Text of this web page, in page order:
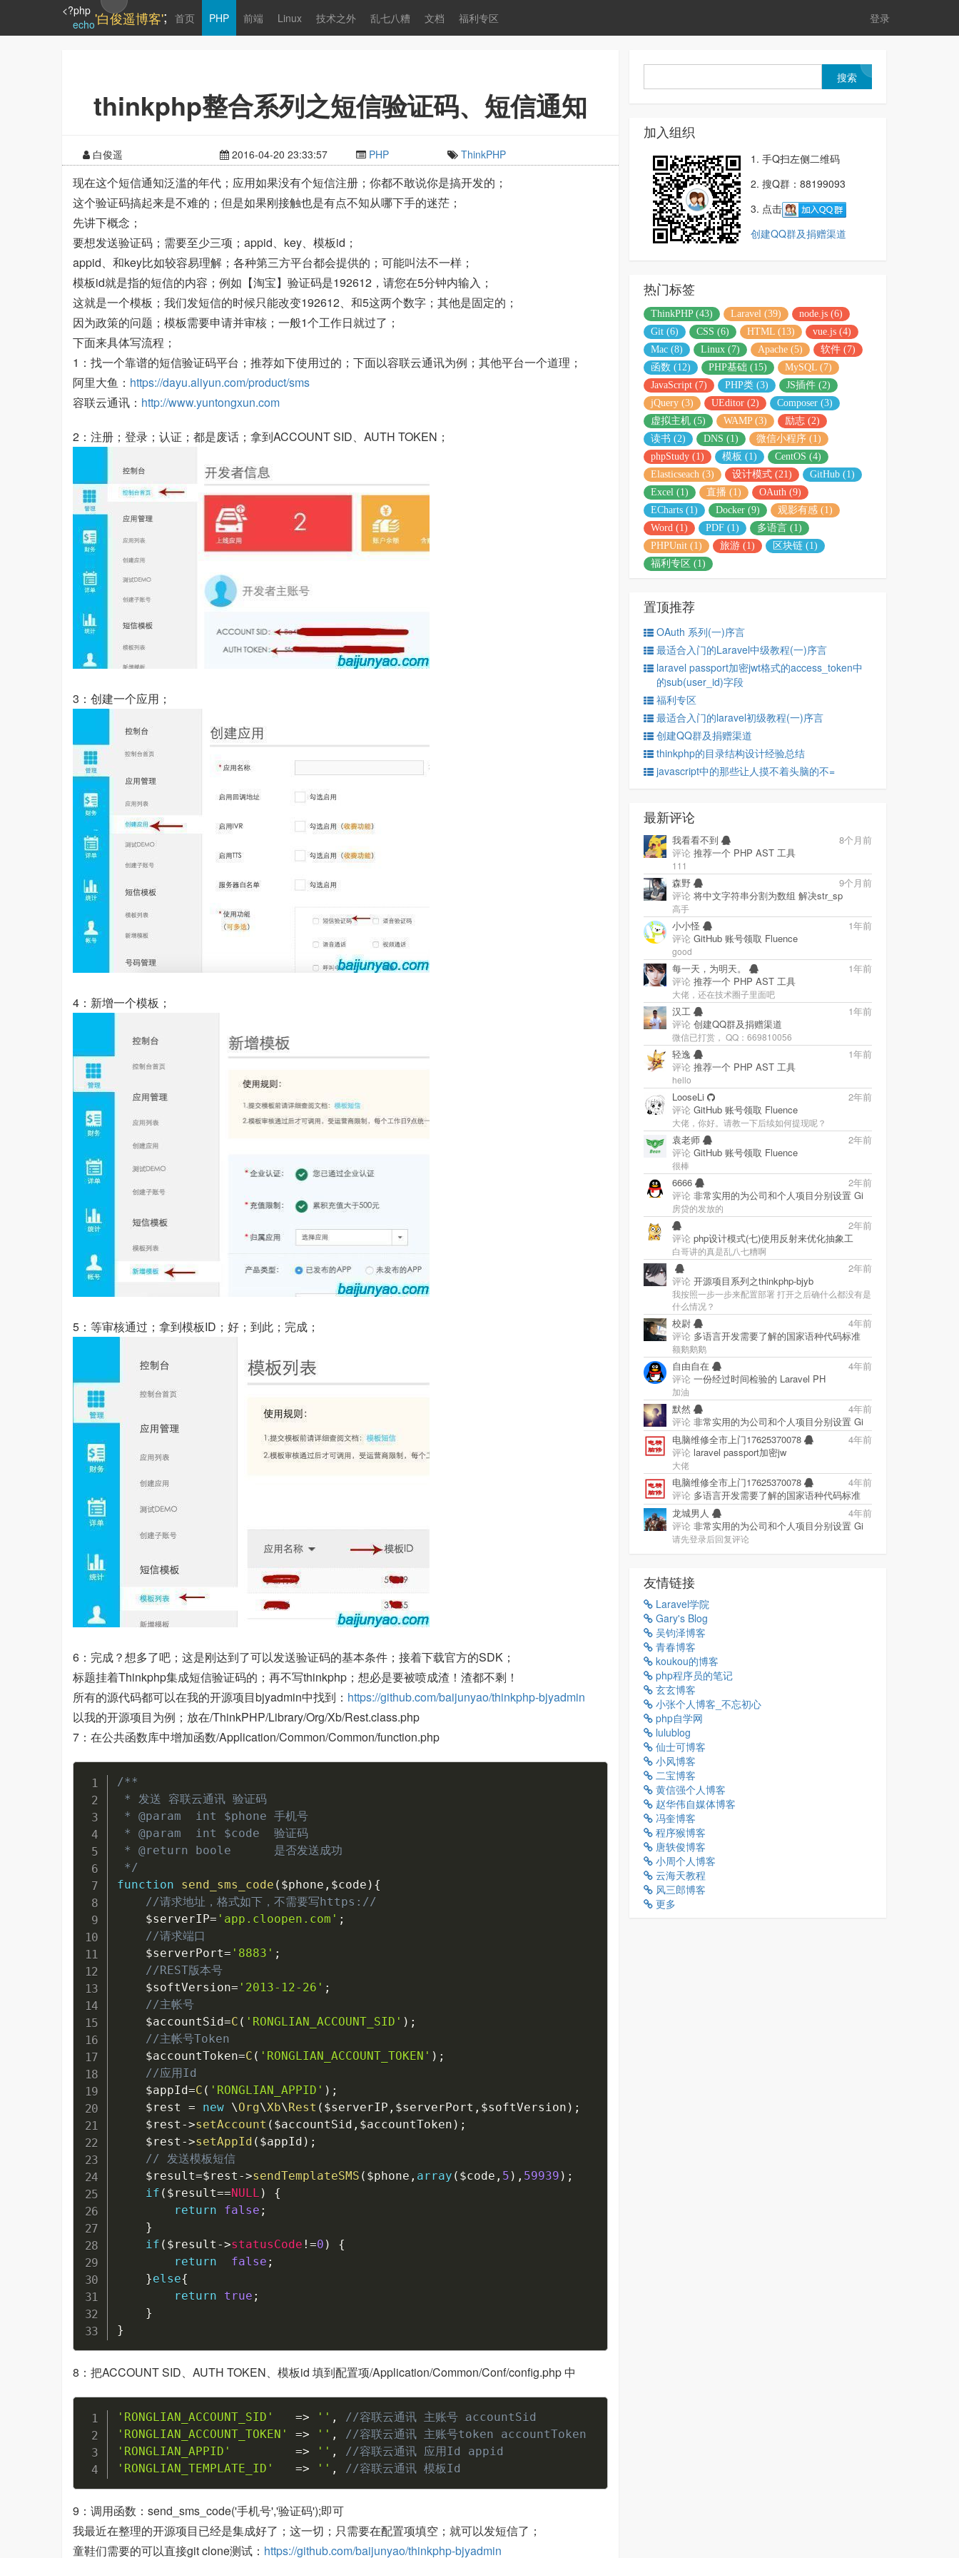
<?php
echo'白俊遥博客'; 首页 PHP 前端 Linux 技术之外 乱七八糟 文档 福利专区 登录
thinkphp整合系列之短信验证码、短信通知
白俊遥 2016-04-20 23:33:57 PHP ThinkPHP
现在这个短信通知泛滥的年代；应用如果没有个短信注册；你都不敢说你是搞开发的；
这个验证码搞起来是不难的；但是如果刚接触也是有点不知从哪下手的迷茫；
先讲下概念；
要想发送验证码；需要至少三项；appid、key、模板id；
appid、和key比如较容易理解；各种第三方平台都会提供的；可能叫法不一样；
模板id就是指的短信的内容；例如【淘宝】验证码是192612，请您在5分钟内输入；
这就是一个模板；我们发短信的时候只能改变192612、和5这两个数字；其他是固定的；
因为政策的问题；模板需要申请并审核；一般1个工作日就过了；
下面来具体写流程；
1：找一个靠谱的短信验证码平台；推荐如下使用过的；下面以容联云通讯为例；其他平台一个道理；
阿里大鱼： https://dayu.aliyun.com/product/sms
容联云通讯： http://www.yuntongxun.com
2：注册；登录；认证；都是废话；拿到ACCOUNT SID、AUTH TOKEN；
3：创建一个应用；
4：新增一个模板；
5：等审核通过；拿到模板ID；好；到此；完成；
6：完成？想多了吧；这是刚达到了可以发送验证码的基本条件；接着下载官方的SDK；
标题挂着Thinkphp集成短信验证码的；再不写thinkphp；想必是要被喷成渣！渣都不剩！
所有的源代码都可以在我的开源项目bjyadmin中找到： https://github.com/baijunyao/thinkphp-bjyadmin
以我的开源项目为例；放在/ThinkPHP/Library/Org/Xb/Rest.class.php
7：在公共函数库中增加函数/Application/Common/Common/function.php
/**
* 发送 容联云通讯 验证码
* @param  int $phone 手机号
* @param  int $code  验证码
* @return boole      是否发送成功
*/
function
send_sms_code ( $phone , $code ) {
//请求地址，格式如下，不需要写https://
$serverIP= 'app.cloopen.com' ;
//请求端口
$serverPort= '8883' ;
//REST版本号
$softVersion= '2013-12-26' ;
//主帐号
$accountSid=C ( 'RONGLIAN_ACCOUNT_SID' ) ;
//主帐号Token
$accountToken=C ( 'RONGLIAN_ACCOUNT_TOKEN' ) ;
//应用Id
$appId=C ( 'RONGLIAN_APPID' ) ;
$rest
= new \Org\Xb\Rest ( $serverIP , $serverPort , $softVersion ) ;
$rest ->setAccount ( $accountSid , $accountToken ) ;
$rest ->setAppId ( $appId ) ;
// 发送模板短信
$result=$rest ->sendTemplateSMS ( $phone , array ( $code , 5 ) , 59939 ) ;
if ( $result==NULL )
{
return
false ;
}
if ( $result ->statusCode !=0 )
{
return
false ;
}else{
return
true ;
}
}
8：把ACCOUNT SID、AUTH TOKEN、模板id 填到配置项/Application/Common/Conf/config.php 中
'RONGLIAN_ACCOUNT_SID' => '' ,
//容联云通讯 主账号 accountSid
'RONGLIAN_ACCOUNT_TOKEN'
=> '' ,
//容联云通讯 主账号token accountToken
'RONGLIAN_APPID'
=> '' ,
//容联云通讯 应用Id appid
'RONGLIAN_TEMPLATE_ID'
=> '' , //容联云通讯 模板Id
9：调用函数：send_sms_code('手机号','验证码');即可
我最近在整理的开源项目已经是集成好了；这一切；只需要在配置项填空；就可以发短信了；
童鞋们需要的可以直接git clone测试： https://github.com/baijunyao/thinkphp-bjyadmin
加入组织
1. 手Q扫左侧二维码
2. 搜Q群：88199093
3. 点击
创建QQ群及捐赠渠道
热门标签
ThinkPHP (43) Laravel (39)
node.js (6)
Git (6)
CSS (6) HTML (13)
vue.js (4)
Mac (8)
Linux (7) Apache (5)
软件 (7)
函数 (12)
PHP基础 (15)
MySQL (7)
JavaScript (7)
PHP类 (3)
JS插件 (2)
jQuery (3)
UEditor (2)
Composer (3)
虚拟主机 (5)
WAMP (3)
励志 (2)
读书 (2)
DNS (1)
微信小程序 (1)
phpStudy (1)
模板 (1)
CentOS (4)
Elasticseach (3)
设计模式 (21)
GitHub (1)
Excel (1)
直播 (1)
OAuth (9)
ECharts (1)
Docker (9)
观影有感 (1)
Word (1)
PDF (1)
多语言 (1)
PHPUnit (1)
旅游 (1)
区块链 (1)
福利专区 (1)
置顶推荐
OAuth 系列(一)序言
最适合入门的Laravel中级教程(一)序言
laravel passport加密jwt格式的access_token中
的sub(user_id)字段
福利专区
最适合入门的laravel初级教程(一)序言
创建QQ群及捐赠渠道
thinkphp的目录结构设计经验总结
javascript中的那些让人摸不着头脑的不=
最新评论
我看看不到
8个月前
评论 推荐一个 PHP AST 工具
111
森野
9个月前
评论 将中文字符串分割为数组 解决str_sp
高手
小小怪
1年前
评论 GitHub 账号领取 Fluence
good
每一天，为明天。
1年前
评论 推荐一个 PHP AST 工具
大佬，还在技术圈子里面吧
汉工
1年前
评论 创建QQ群及捐赠渠道
微信已打赏， QQ：669810056
轻逸
1年前
评论 推荐一个 PHP AST 工具
hello
LooseLi
2年前
评论 GitHub 账号领取 Fluence
大佬，你好。请教一下后续如何提现呢？
袁老师
2年前
评论 GitHub 账号领取 Fluence
很棒
6666
2年前
评论 非常实用的为公司和个人项目分别设置 Gi
房贷的发放的
2年前
评论 php设计模式(七)使用反射来优化抽象工
白哥讲的真是乱八七糟啊
2年前
评论 开源项目系列之thinkphp-bjyb
我按照一步一步来配置部署 打开之后确什么都没有是
什么情况？
校尉
4年前
评论 多语言开发需要了解的国家语种代码标准
额鹅鹅鹅
自由自在
4年前
评论 一份经过时间检验的 Laravel PH
加油
默然
4年前
评论 非常实用的为公司和个人项目分别设置 Gi
电脑维修全市上门17625370078
4年前
评论 laravel passport加密jw
大佬
电脑维修全市上门17625370078
4年前
评论 多语言开发需要了解的国家语种代码标准
龙城男人
4年前
评论 非常实用的为公司和个人项目分别设置 Gi
请先登录后回复评论
友情链接
Laravel学院
Gary's Blog
吴钧泽博客
青春博客
koukou的博客
php程序员的笔记
玄玄博客
小张个人博客_不忘初心
php自学网
lulublog
仙士可博客
小风博客
二宝博客
黄信强个人博客
赵华伟自媒体博客
冯奎博客
程序猴博客
唐轶俊博客
小周个人博客
云海天教程
风三郎博客
更多